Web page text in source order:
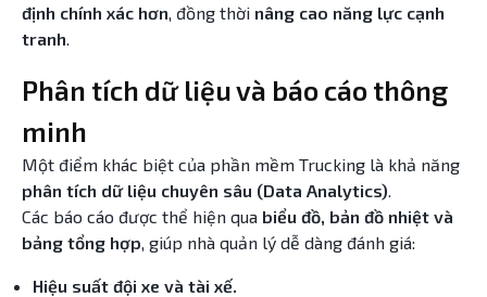
định chính xác hơn , đồng thời nâng cao năng lực cạnh
tranh
Phân tích dữ liệu và báo cáo thông
minh
Một điểm khác biệt của phần mềm Trucking là khả năng
phân tích dữ liệu chuyên sâu (Data Analytics)
Các báo cáo được thể hiện qua biểu đồ, bản đồ nhiệt và
bảng tổng hợp , giúp nhà quản lý dễ dàng đánh giá:
Hiệu suất đội xe và tài xế.